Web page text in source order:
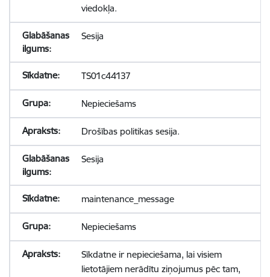
viedokļa.
Sesija
TS01c44137
Nepieciešams
Drošības politikas sesija.
Sesija
maintenance_message
Nepieciešams
Sīkdatne ir nepieciešama, lai visiem
lietotājiem nerādītu ziņojumus pēc tam,